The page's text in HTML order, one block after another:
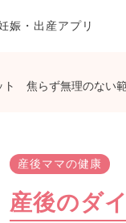
娠・出産アプリ
ト 焦らず無理のない
産後ママの健康
産後のダ